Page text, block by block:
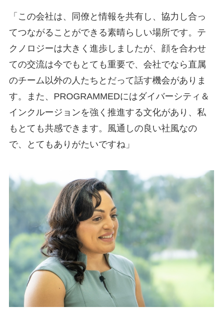
「この会社は、同僚と情報を共有し、協力し合っ
てつながることができる素晴らしい場所です。テ
クノロジーは大きく進歩しましたが、顔を合わせ
ての交流は今でもとても重要で、会社でなら直属
のチーム以外の人たちとだって話す機会がありま
す。また、PROGRAMMEDにはダイバーシティ＆
インクルージョンを強く推進する文化があり、私
もとても共感できます。風通しの良い社風なの
で、とてもありがたいですね」